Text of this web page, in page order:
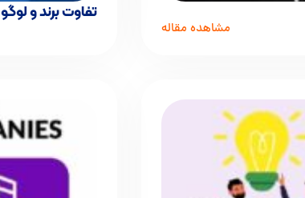
مشاهده مقاله
تفاوت برند و لوگو